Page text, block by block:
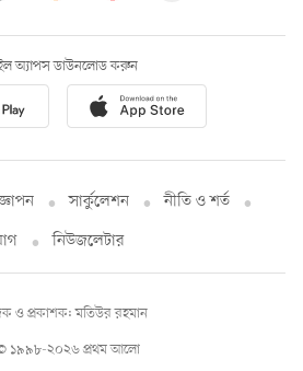
অ্যাপস ডাউনলোড করুন
সার্কুলেশন
নীতি ও শর্ত
নিউজলেটার
© ১৯৯৮-২০২৬ প্রথম আলো
ও প্রকাশক: মতিউর রহমান